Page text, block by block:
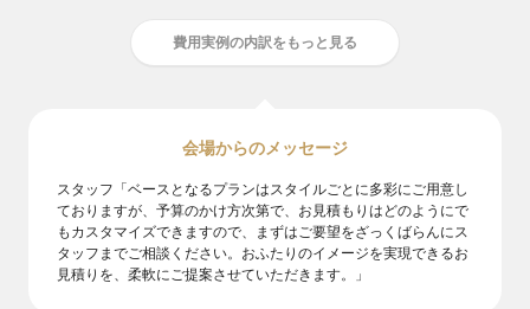
費用実例の内訳をもっと見る
会場からのメッセージ
スタッフ「ベースとなるプランはスタイルごとに多彩にご用意し
ておりますが、予算のかけ方次第で、お見積もりはどのようにで
もカスタマイズできますので、まずはご要望をざっくばらんにス
タッフまでご相談ください。おふたりのイメージを実現できるお
見積りを、柔軟にご提案させていただきます。」